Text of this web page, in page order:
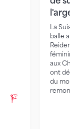
La
balle
aux
ont
du